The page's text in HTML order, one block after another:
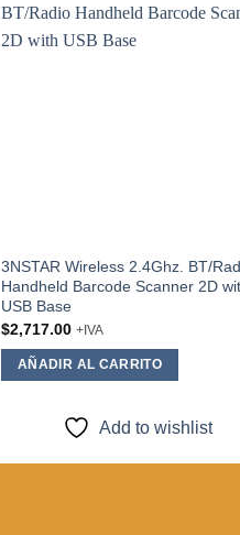
3NSTAR Wireless 2.4Ghz. BT/
Handheld Barcode Scanner 2D
USB Base
$2,717.00 +IVA
AÑADIR AL CARRITO
Add to wishlist